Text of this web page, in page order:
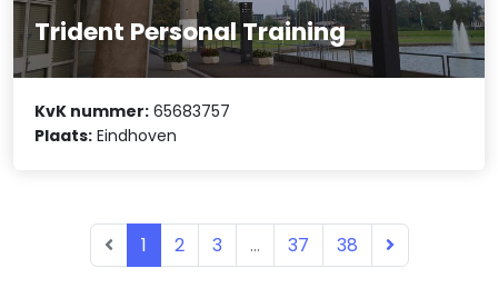
Trident Personal Training
KvK nummer: 65683757
Plaats: Eindhoven
1 2 3 ... 37 38